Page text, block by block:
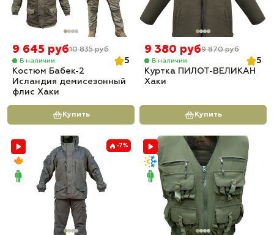
9 645 руб10 835 руб
В наличии
5
Костюм Бабек-2
Исландия демисезонный
флис Хаки
Купить
9 380 руб9 870 руб
В наличии
5
Куртка ПИЛОТ-ВЕЛИКАН
Хаки
Купить
-7%